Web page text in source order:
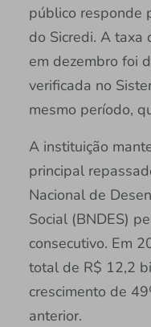
público responde
do Sicredi. A taxa
em dezembro foi
verificada no
mesmo período,
A instituição
principal
Nacional de
Social (BNDES)
consecutivo. Em
total de R$ 12,2
crescimento de
anterior.